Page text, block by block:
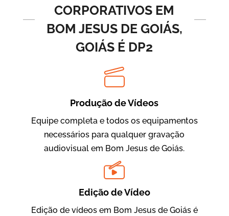
BRF Parceiros
Vídeos de Integração e Segurança
CORPORATIVOS EM
BOM JESUS DE GOIÁS,
GOIÁS É DP2
Produção de Vídeos
Equipe completa e todos os equipamentos
necessários para qualquer gravação
audiovisual em Bom Jesus de Goiás.
Edição de Vídeo
Edição de vídeos em Bom Jesus de Goiás é